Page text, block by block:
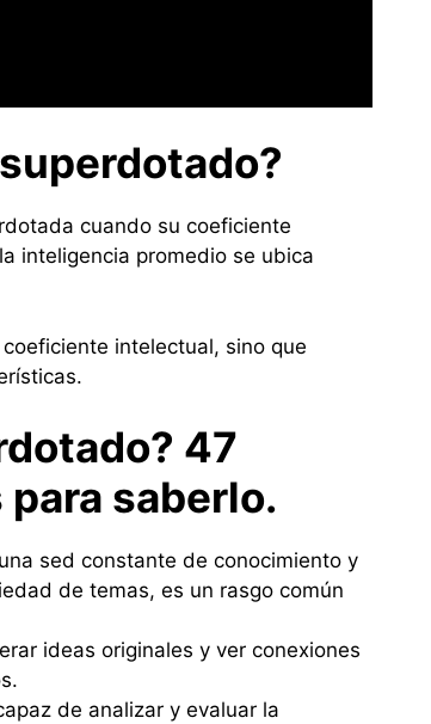
cuando su coeficiente
inteligencia promedio se ubica
intelectual, sino que
47
saberlo.
sed constante de conocimiento y
de temas, es un rasgo común
ideas originales y ver conexiones
de analizar y evaluar la